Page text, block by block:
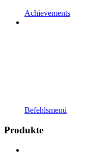
Achievements
Befehlsmenü
Produkte